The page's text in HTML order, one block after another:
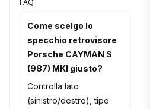
FAQ
Come scelgo lo
specchio retrovisore
Porsche CAYMAN S
(987) MKI giusto?
Controlla lato
(sinistro/destro), tipo